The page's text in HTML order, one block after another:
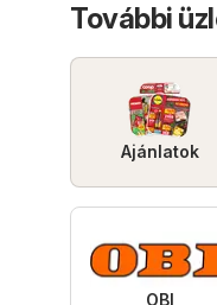
További
Ajánlatok
OBI